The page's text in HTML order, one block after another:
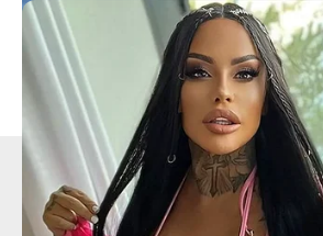
Foto. PSP Szamotuły i OSP Kaźmierz
- Reklama -